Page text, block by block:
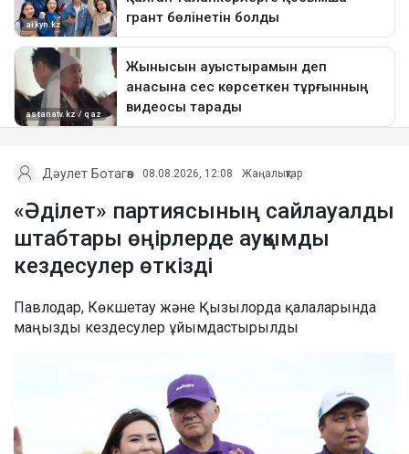
Дәулет Ботагөз 08.08.2026, 12:08 Жаңалықтар
«Әділет» партиясының сайлауалды
штабтары өңірлерде ауқымды
кездесулер өткізді
Павлодар, Көкшетау және Қызылорда қалаларында
маңызды кездесулер ұйымдастырылды